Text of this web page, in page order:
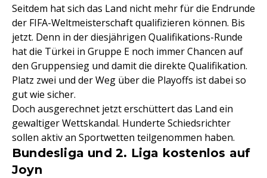
Seitdem hat sich das Land nicht mehr für die Endrunde
der FIFA-Weltmeisterschaft qualifizieren können. Bis
jetzt. Denn in der diesjährigen Qualifikations-Runde
hat die Türkei in Gruppe E noch immer Chancen auf
den Gruppensieg und damit die direkte Qualifikation.
Platz zwei und der Weg über die Playoffs ist dabei so
gut wie sicher.
Doch ausgerechnet jetzt erschüttert das Land ein
gewaltiger Wettskandal. Hunderte Schiedsrichter
sollen aktiv an Sportwetten teilgenommen haben.
Bundesliga und 2. Liga kostenlos auf
Joyn